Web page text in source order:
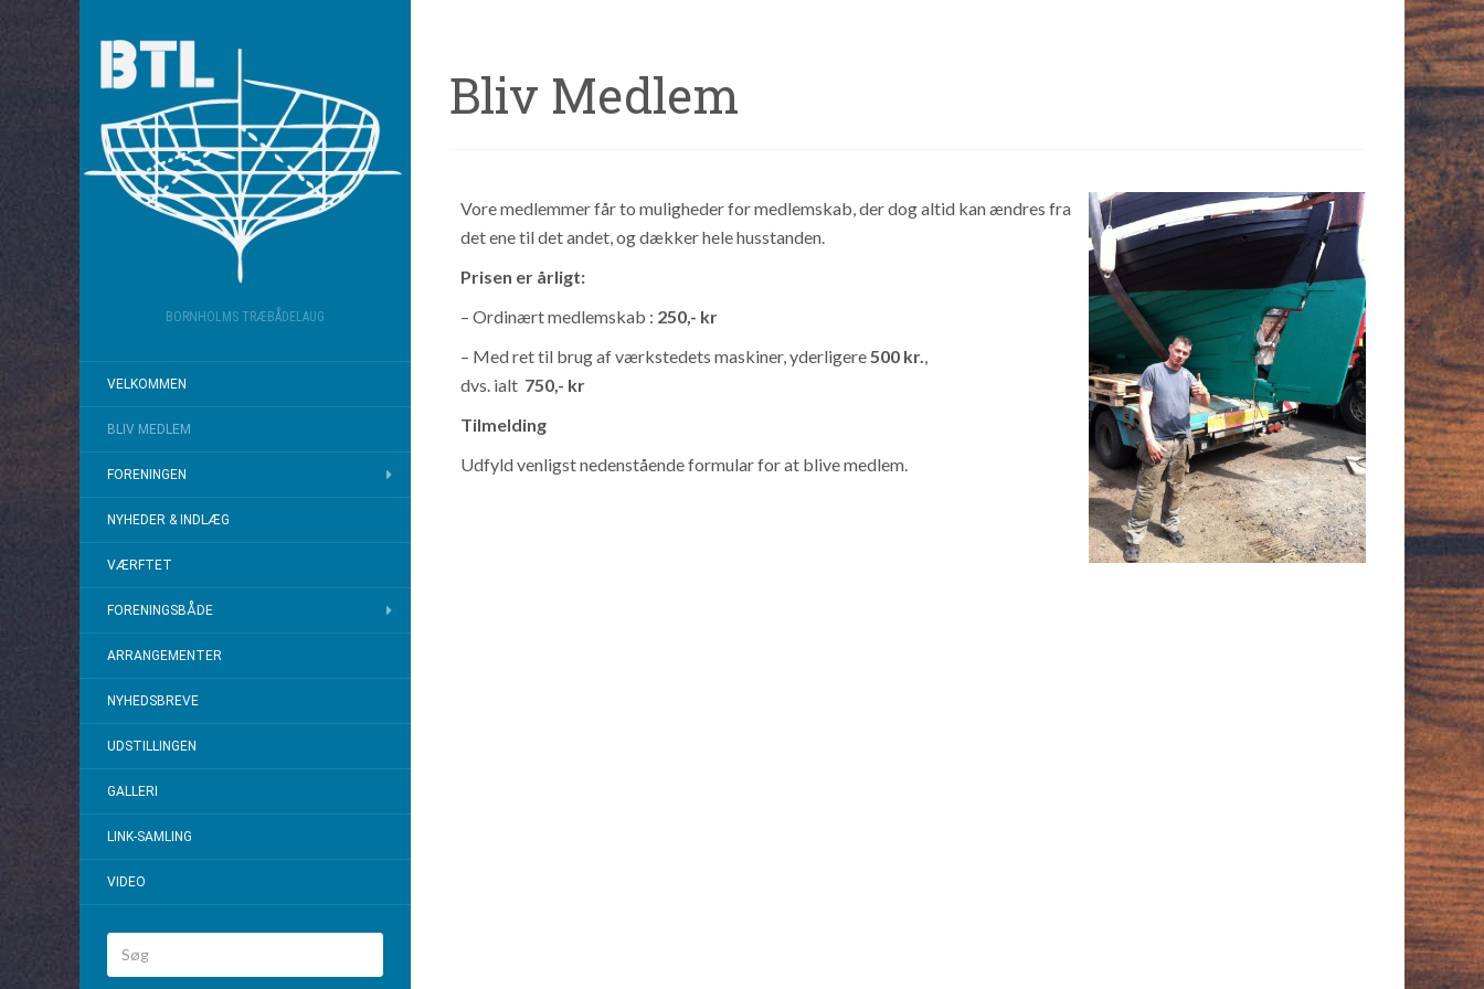
BORNHOLMS TRÆBÅDELAUG
VELKOMMEN
BLIV MEDLEM
FORENINGEN
NYHEDER & INDLÆG
VÆRFTET
FORENINGSBÅDE
ARRANGEMENTER
NYHEDSBREVE
UDSTILLINGEN
GALLERI
LINK-SAMLING
VIDEO
Bliv Medlem
Vore medlemmer får to muligheder for medlemskab, der dog altid kan ændres fra
det ene til det andet, og dækker hele husstanden.
Prisen er årligt:
– Ordinært medlemskab : 250,- kr
– Med ret til brug af værkstedets maskiner, yderligere500 kr.,
dvs. ialt 750,- kr
Tilmelding
Udfyld venligst nedenstående formular for at blive medlem.